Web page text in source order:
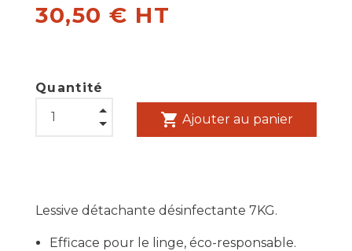
30,50 € HT
Quantité
shopping_cart Ajouter au panier
Lessive détachante désinfectante 7KG.
Efficace pour le linge, éco-responsable.